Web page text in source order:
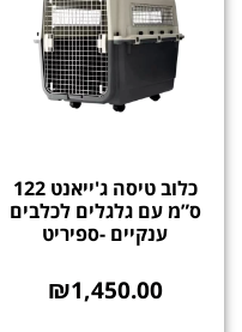
כלוב טיסה ג'ייאנט 122
ס”מ עם גלגלים לכלבים
ענקיים -ספיריט
₪1,450.00